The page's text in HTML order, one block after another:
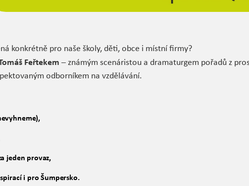
konkrétně pro naše školy, děti, obce i místní firmy?
Feřtekem – známým scenáristou a dramaturgem pořadů z
odborníkem na vzdělávání.
jeden provaz,
i pro Šumpersko.